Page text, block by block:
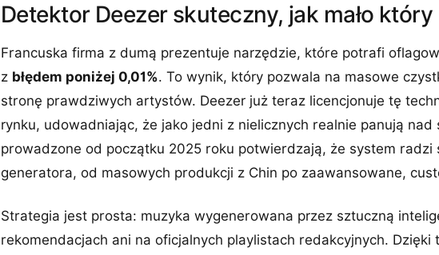
Detektor Deezer skuteczny, jak mało który
Francuska firma z dumą prezentuje narzędzie, które potrafi
z błędem poniżej 0,01%. To wynik, który pozwala na masowe
stronę prawdziwych artystów. Deezer już teraz licencjonuje tę
rynku, udowadniając, że jako jedni z nielicznych realnie panują nad
prowadzone od początku 2025 roku potwierdzają, że system radzi
generatora, od masowych produkcji z Chin po zaawansowane,
Strategia jest prosta: muzyka wygenerowana przez sztuczną
rekomendacjach ani na oficjalnych playlistach redakcyjnych. Dzięki